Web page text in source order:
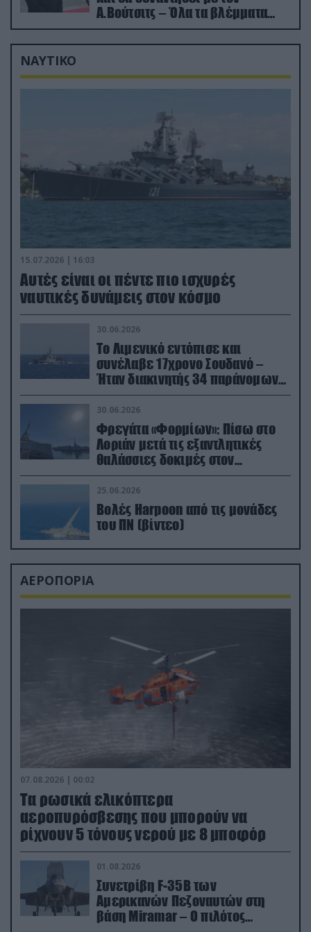
Α.Βούτσιτς – Όλα τα βλέμματα
στις σχέσεις με τη Ρωσία
ΝΑΥΤΙΚΟ
15.07.2026 | 16:03
Aυτές είναι οι πέντε πιο ισχυρές
ναυτικές δυνάμεις στον κόσμο
30.06.2026
Το Λιμενικό εντόπισε και
συνέλαβε 17χρονο Σουδανό –
Ήταν διακινητής 34 παράνομων
μεταναστών
30.06.2026
Φρεγάτα «Φορμίων»: Πίσω στο
Λοριάν μετά τις εξαντλητικές
θαλάσσιες δοκιμές στον
απαιτητικό Βισκαϊκό
25.06.2026
Βολές Harpoon από τις μονάδες
του ΠΝ (βίντεο)
ΑΕΡΟΠΟΡΙΑ
07.08.2026 | 00:02
Τα ρωσικά ελικόπτερα
αεροπυρόσβεσης που μπορούν να
ρίχνουν 5 τόνους νερού με 8 μποφόρ
01.08.2026
Συνετρίβη F-35B των
Αμερικανών Πεζοναυτών στη
βάση Miramar – Ο πιλότος